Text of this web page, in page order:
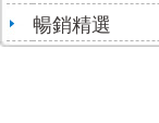
暢銷精選